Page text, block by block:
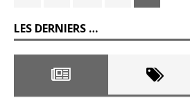
LES DERNIERS …